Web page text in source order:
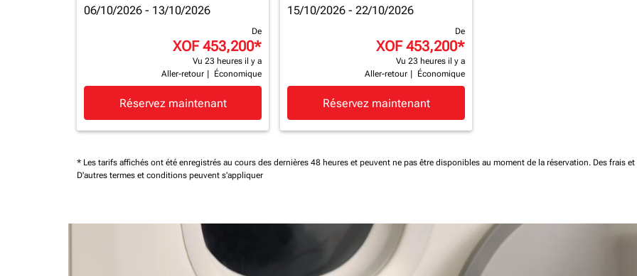
06/10/2026 - 13/10/2026
De
XOF 453,200*
Vu 23 heures il y a
Aller-retour
Économique
Réservez maintenant
15/10/2026 - 22/10/2026
De
XOF 453,200*
Vu 23 heures il y a
Aller-retour
Économique
Réservez maintenant
* Les tarifs affichés ont été enregistrés au cours des dernières 48 heures et peuvent ne pas être disponibles au moment de la réservation. Des frais
D'autres termes et conditions peuvent s'appliquer